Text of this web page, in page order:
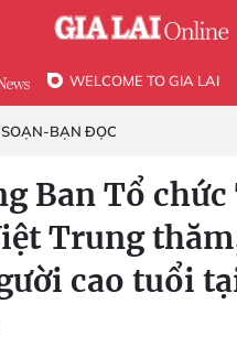
WELCOME TO GIA LAI
BẠN ĐỌC
Ban Tổ
Trung
cao tuổi